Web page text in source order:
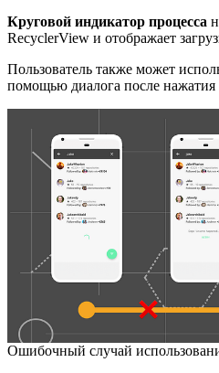
Круговой индикатор процесса
RecyclerView и отображает
Пользователь также может
помощью диалога после нажатия
Ошибочный случай